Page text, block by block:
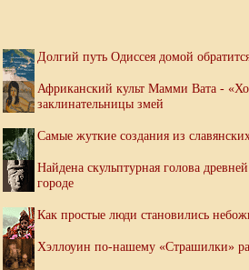
Долгий путь Одиссея домой
Африканский культ Мамми Вата -
заклинательницы змей
Самые жуткие создания из
Найдена скульптурная голова
городе
Как простые люди становились
Хэллоуин по-нашему «Страшилки»